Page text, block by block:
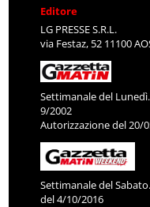
Editore
LG PRESSE S.R.L.
via Festaz, 52 11100
Settimanale del
9/2002
Autorizzazione del 20/
Settimanale del
del 4/10/2016